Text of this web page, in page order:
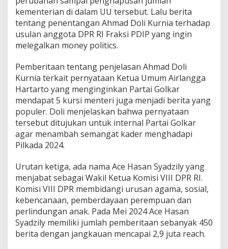
kementerian di dalam UU tersebut. Lalu berita
tentang penentangan Ahmad Doli Kurnia terhadap
usulan anggota DPR RI Fraksi PDIP yang ingin
melegalkan money politics.
Pemberitaan tentang penjelasan Ahmad Doli
Kurnia terkait pernyataan Ketua Umum Airlangga
Hartarto yang menginginkan Partai Golkar
mendapat 5 kursi menteri juga menjadi berita yang
populer. Doli menjelaskan bahwa pernyataan
tersebut ditujukan untuk internal Partai Golkar
agar menambah semangat kader menghadapi
Pilkada 2024.
Urutan ketiga, ada nama Ace Hasan Syadzily yang
menjabat sebagai Wakil Ketua Komisi VIII DPR RI.
Komisi VIII DPR membidangi urusan agama, sosial,
kebencanaan, pemberdayaan perempuan dan
perlindungan anak. Pada Mei 2024 Ace Hasan
Syadzily memiliki jumlah pemberitaan sebanyak 450
berita dengan jangkauan mencapai 2,9 juta reach.